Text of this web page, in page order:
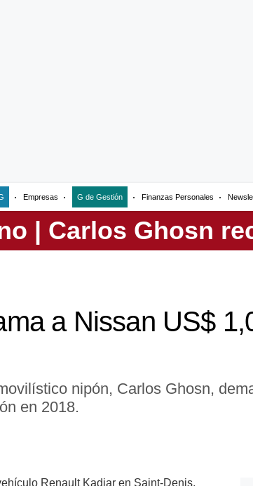
Empresas G de Gestión Finanzas Personales
a Nissan US$
nipón, Carlos Ghosn,
en 2018.